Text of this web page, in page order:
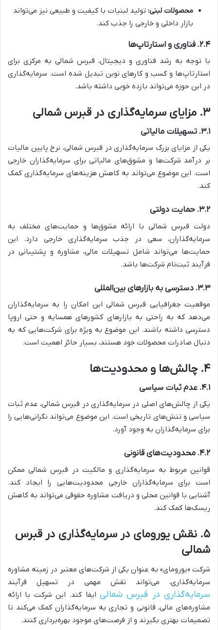
محصولات لبنی: تولید لبنیات با کیفیت و طبیعی نیز می‌تواند
بازار داخلی و خارجی را جذب کند.
۲.۴. فناوری و استارتاپ‌ها
با توجه به رشد فناوری و دیجیتال، قبرس شمالی به مرکزی برای
استارتاپ‌ها و کسب و کارهای نوین تبدیل شده است. سرمایه‌گذاری
در این حوزه می‌تواند بازده خوبی داشته باشد.
۳. مزایای سرمایه‌گذاری در قبرس شمالی
۳.۱. تسهیلات مالیاتی
یکی از مزایای بزرگ سرمایه‌گذاری در قبرس شمالی، نرخ پایین مالیات
بر درآمد شرکت‌ها و مشوق‌های مالیاتی برای سرمایه‌گذاران خارجی
است. این موضوع می‌تواند به کاهش هزینه‌های سرمایه‌گذاری کمک
کند.
۳.۲. حمایت دولتی
دولت قبرس شمالی با ارائه مشوق‌ها و حمایت‌های مختلف به
سرمایه‌گذاران، سعی در جذب سرمایه‌گذاری خارجی دارد. این
حمایت‌ها می‌تواند شامل تسهیلات مالی، مشاوره و پشتیبانی در
فرآیند ثبت‌نام شرکت‌ها باشد.
۳.۳. دسترسی به بازارهای بین‌المللی
موقعیت جغرافیایی قبرس شمالی این امکان را به سرمایه‌گذاران
می‌دهد که به راحتی به بازارهای کشورهای همسایه و حتی اروپا
دسترسی داشته باشند. این موضوع به ویژه برای شرکت‌هایی که به
دنبال صادرات محصولات خود هستند، بسیار حائز اهمیت است.
۴. چالش‌ها و محدودیت‌ها
۴.۱. عدم ثبات سیاسی
یکی از چالش‌های اصلی در سرمایه‌گذاری در قبرس شمالی، عدم ثبات
سیاسی و تنش‌های تاریخی است. این موضوع می‌تواند نگرانی‌هایی را
برای سرمایه‌گذاران به وجود آورد.
۴.۲. محدودیت‌های قانونی
قوانین مربوط به سرمایه‌گذاری و مالکیت در قبرس شمالی ممکن
است برای سرمایه‌گذاران خارجی محدودیت‌هایی را ایجاد کند.
آشنایی با قوانین محلی و دریافت مشاوره حقوقی می‌تواند به کاهش
ریسک‌ها کمک کند.
۵. نقش یورومای در سرمایه‌گذاری در قبرس
شمالی
شرکت «یورومای» به عنوان یکی از شرکت‌های معتبر در زمینه مشاوره
سرمایه‌گذاری، می‌تواند نقش مهمی در تسهیل فرآیند
سرمایه‌گذاری در قبرس شمالی ایفا کند. این شرکت با ارائه
مشاوره‌های مالی، قانونی و تجاری به سرمایه‌گذاران کمک می‌کند تا
تصمیمات بهتری بگیرند و از فرصت‌های موجود بهره‌برداری کنند.